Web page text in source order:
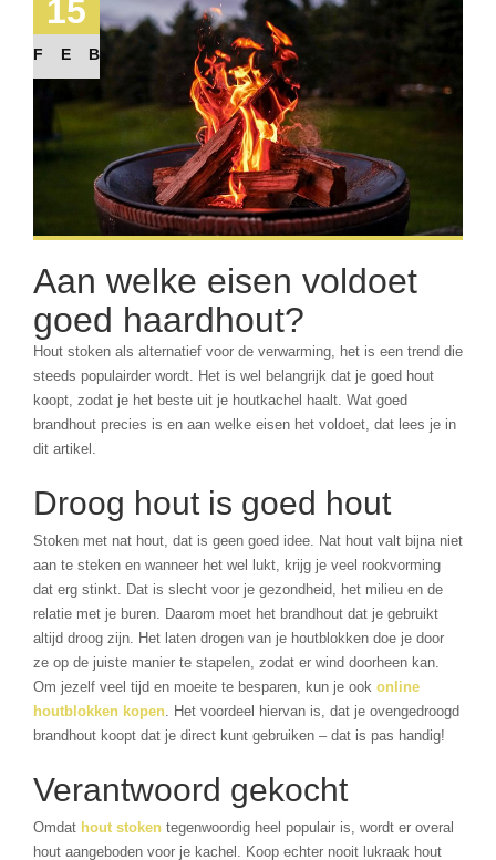
15
FEB
Aan welke eisen voldoet
goed haardhout?
Hout stoken als alternatief voor de verwarming, het is een trend die
steeds populairder wordt. Het is wel belangrijk dat je goed hout
koopt, zodat je het beste uit je houtkachel haalt. Wat goed
brandhout precies is en aan welke eisen het voldoet, dat lees je in
dit artikel.
Droog hout is goed hout
Stoken met nat hout, dat is geen goed idee. Nat hout valt bijna niet
aan te steken en wanneer het wel lukt, krijg je veel rookvorming
dat erg stinkt. Dat is slecht voor je gezondheid, het milieu en de
relatie met je buren. Daarom moet het brandhout dat je gebruikt
altijd droog zijn. Het laten drogen van je houtblokken doe je door
ze op de juiste manier te stapelen, zodat er wind doorheen kan.
Om jezelf veel tijd en moeite te besparen, kun je ook online
houtblokken kopen. Het voordeel hiervan is, dat je ovengedroogd
brandhout koopt dat je direct kunt gebruiken – dat is pas handig!
Verantwoord gekocht
Omdat hout stoken tegenwoordig heel populair is, wordt er overal
hout aangeboden voor je kachel. Koop echter nooit lukraak hout